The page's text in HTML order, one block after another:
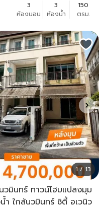
3
ห้องนอน
3
ห้องน้ำ
150
ตรม.
1 / 13
มินทร์ ทาวน์โฮมแปลงมุม
ใกล้นวมินทร์ ซิตี้ อเวนิว